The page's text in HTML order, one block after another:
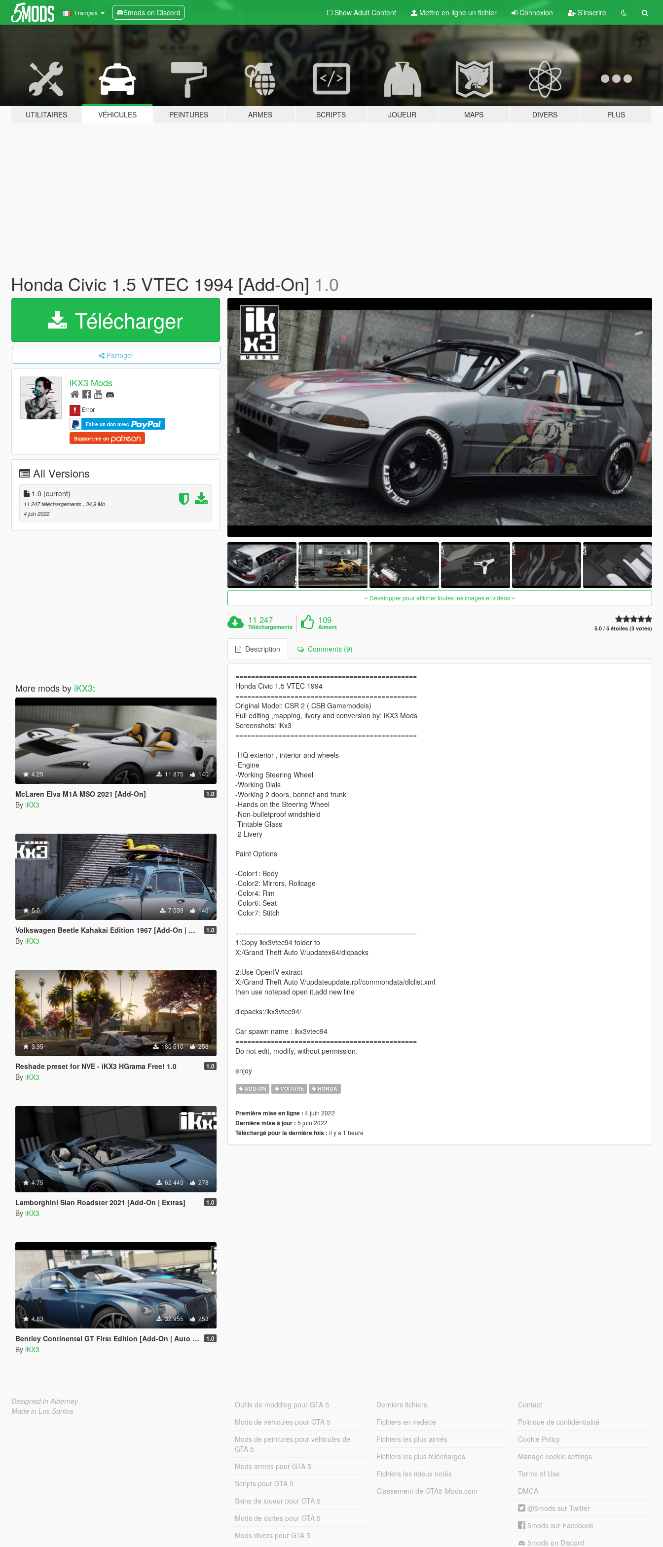
Français 5mods on Discord Show Adult Content Mettre en ligne un fichier Connexion S'inscrire
UTILITAIRES VÉHICULES PEINTURES ARMES SCRIPTS JOUEUR MAPS DIVERS PLUS
Honda Civic 1.5 VTEC 1994 [Add-On] 1.0
Télécharger
Partager
iKX3 Mods
Faire un don avec
Support me on
All Versions
1.0 (current)
11 247 téléchargements , 34,9 Mo
4 juin 2022
More mods by iKX3:
4.25 11 875 140
McLaren Elva M1A MSO 2021 [Add-On] 1.0
By iKX3
5.0 7 539 146
Volkswagen Beetle Kahakai Edition 1967 [Add-On | Extras] 1.0
By iKX3
3.95 180 510 253
Reshade preset for NVE - iKX3 HGrama Free! 1.0 1.0
By iKX3
4.75 62 443 278
Lamborghini Sian Roadster 2021 [Add-On | Extras] 1.0
By iKX3
4.83 32 955 253
Bentley Continental GT First Edition [Add-On | Auto Spoiler] 1.0
By iKX3
Développer pour afficher toutes les images et vidéos
11 247
Téléchargements
109
Aiment 5.0 / 5 étoiles (3 votes)
Description Comments (9)
==============================================
Honda Civic 1.5 VTEC 1994
==============================================
Original Model: CSR 2 (.CSB Gamemodels)
Full editing ,mapping, livery and conversion by: iKX3 Mods
Screenshots: iKx3
==============================================
-HQ exterior , interior and wheels
-Engine
-Working Steering Wheel
-Working Dials
-Working 2 doors, bonnet and trunk
-Hands on the Steering Wheel
-Non-bulletproof windshield
-Tintable Glass
-2 Livery
Paint Options
-Color1: Body
-Color2: Mirrors, Rollcage
-Color4: Rim
-Color6: Seat
-Color7: Stitch
==============================================
1:Copy ikx3vtec94 folder to
X:/Grand Theft Auto V/updatex64/dlcpacks
2:Use OpenIV extract
X:/Grand Theft Auto V/updateupdate.rpf/commondata/dlclist.xml
then use notepad open it,add new line
dlcpacks:/ikx3vtec94/
Car spawn name : ikx3vtec94
==============================================
Do not edit, modify, without permission.
enjoy
ADD-ON VOITURE HONDA
Première mise en ligne : 4 juin 2022
Dernière mise à jour : 5 juin 2022
Téléchargé pour la dernière fois : il y a 1 heure
Designed in Alderney
Made in Los Santos
Outils de modding pour GTA 5
Mods de véhicules pour GTA 5
Mods de peintures pour véhicules de
GTA 5
Mods armes pour GTA 5
Scripts pour GTA 5
Skins de joueur pour GTA 5
Mods de cartes pour GTA 5
Mods divers pour GTA 5
Derniers fichiers
Fichiers en vedette
Fichiers les plus aimés
Fichiers les plus téléchargés
Fichiers les mieux notés
Classement de GTA5-Mods.com
Contact
Politique de confidentialité
Cookie Policy
Manage cookie settings
Terms of Use
DMCA
@5mods sur Twitter
5mods sur Facebook
5mods on Discord